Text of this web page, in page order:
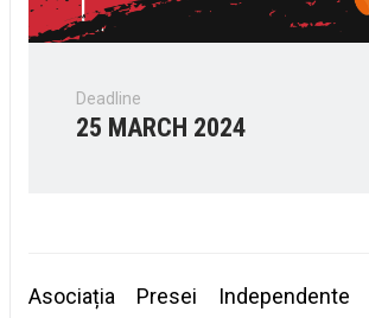
Deadline
25 MARCH 2024
Asociația Presei Independente